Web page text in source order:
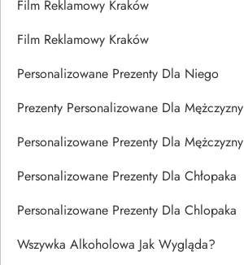
Film Reklamowy Kraków
Film Reklamowy Kraków
Personalizowane Prezenty Dla Niego
Prezenty Personalizowane Dla Mężczyzny
Personalizowane Prezenty Dla Mężczyzny
Personalizowane Prezenty Dla Chłopaka
Personalizowane Prezenty Dla Chlopaka
Wszywka Alkoholowa Jak Wygląda?